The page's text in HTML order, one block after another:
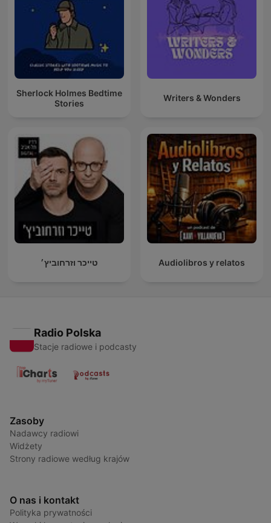
Sherlock Holmes Bedtime
Stories
Writers & Wonders
טייכר וזרחוביץ׳ Audiolibros y relatos
Radio Polska
Stacje radiowe i podcasty
Zasoby
Nadawcy radiowi
Widżety
Strony radiowe według krajów
O nas i kontakt
Polityka prywatności